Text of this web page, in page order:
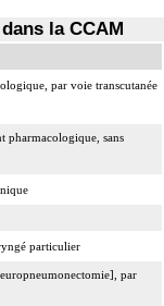
la CCAM
par voie transcutanée
pharmacologique, sans
particulier
par